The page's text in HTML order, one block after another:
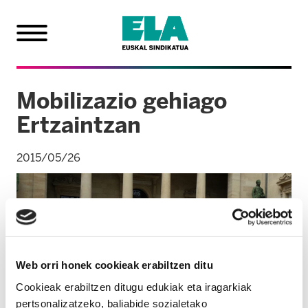
Web orri honek cookieak erabiltzen ditu
Cookieak erabiltzen ditugu edukiak eta iragarkiak
pertsonalizatzeko, baliabide sozialetako
Mobilizazio gehiago
Ertzaintzan
2015/05/26